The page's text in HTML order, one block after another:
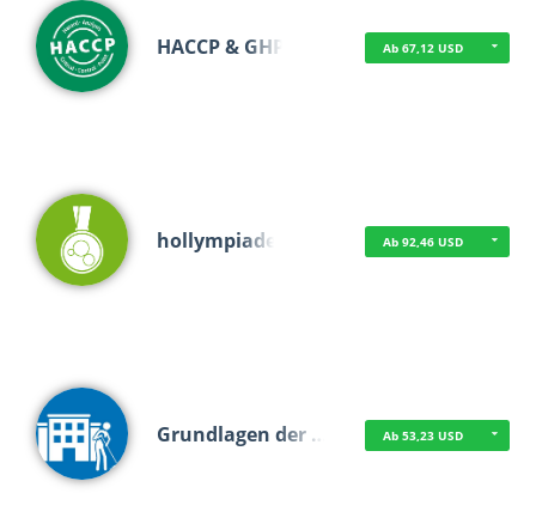
HACCP & GHP Ab 67,12 USD
hollympiade Ab 92,46 USD
Grundlagen der … Ab 53,23 USD